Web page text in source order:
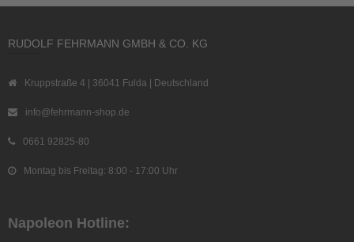
RUDOLF FEHRMANN GMBH & CO. KG
Kruppstraße 4 | 36041 Fulda | Deutschland
info@fehrmann-shop.de
0661 92825-80
Montag bis Freitag: 8:00 - 17:00 Uhr
Napoleon Hotline: